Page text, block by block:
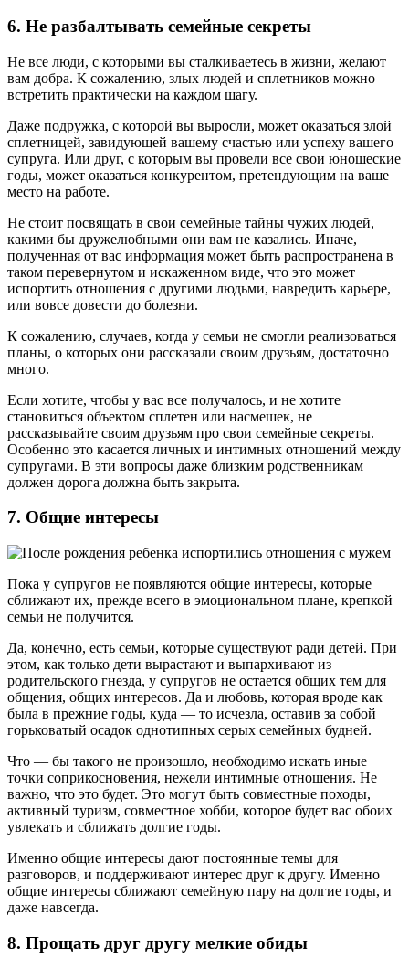
6. Не разбалтывать семейные секреты
Не все люди, с которыми вы сталкиваетесь в жизни, желают
вам добра. К сожалению, злых людей и сплетников можно
встретить практически на каждом шагу.
Даже подружка, с которой вы выросли, может оказаться злой
сплетницей, завидующей вашему счастью или успеху вашего
супруга. Или друг, с которым вы провели все свои юношеские
годы, может оказаться конкурентом, претендующим на ваше
место на работе.
Не стоит посвящать в свои семейные тайны чужих людей,
какими бы дружелюбными они вам не казались. Иначе,
полученная от вас информация может быть распространена в
таком перевернутом и искаженном виде, что это может
испортить отношения с другими людьми, навредить карьере,
или вовсе довести до болезни.
К сожалению, случаев, когда у семьи не смогли реализоваться
планы, о которых они рассказали своим друзьям, достаточно
много.
Если хотите, чтобы у вас все получалось, и не хотите
становиться объектом сплетен или насмешек, не
рассказывайте своим друзьям про свои семейные секреты.
Особенно это касается личных и интимных отношений между
супругами. В эти вопросы даже близким родственникам
должен дорога должна быть закрыта.
7. Общие интересы
Пока у супругов не появляются общие интересы, которые
сближают их, прежде всего в эмоциональном плане, крепкой
семьи не получится.
Да, конечно, есть семьи, которые существуют ради детей. При
этом, как только дети вырастают и выпархивают из
родительского гнезда, у супругов не остается общих тем для
общения, общих интересов. Да и любовь, которая вроде как
была в прежние годы, куда — то исчезла, оставив за собой
горьковатый осадок однотипных серых семейных будней.
Что — бы такого не произошло, необходимо искать иные
точки соприкосновения, нежели интимные отношения. Не
важно, что это будет. Это могут быть совместные походы,
активный туризм, совместное хобби, которое будет вас обоих
увлекать и сближать долгие годы.
Именно общие интересы дают постоянные темы для
разговоров, и поддерживают интерес друг к другу. Именно
общие интересы сближают семейную пару на долгие годы, и
даже навсегда.
8. Прощать друг другу мелкие обиды